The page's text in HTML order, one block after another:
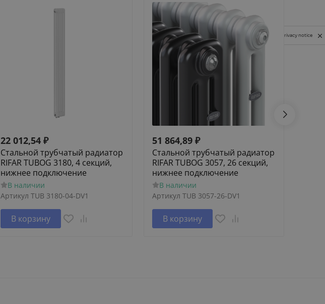
22 012,54 ₽
Стальной трубчатый радиатор
RIFAR TUBOG 3180, 4 секций,
нижнее подключение
В наличии
Артикул TUB 3180-04-DV1
В корзину
51 864,89 ₽
Стальной трубчатый радиатор
RIFAR TUBOG 3057, 26 секций,
нижнее подключение
В наличии
Артикул TUB 3057-26-DV1
В корзину
Privacy notice